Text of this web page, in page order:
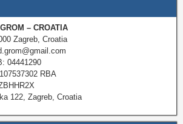
– CROATIA
Zagreb, Croatia
04441290
RBA
122, Zagreb, Croatia